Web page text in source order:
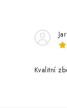
Kvalitní